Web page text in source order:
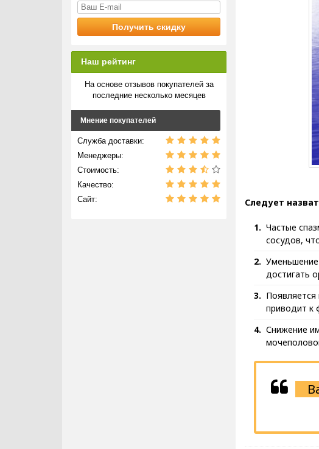
Следует
Частые
сосудов,
Уменьшение
достигать
Появляется
приводит к
Снижение
Наш рейтинг
На основе отзывов покупателей за
последние несколько месяцев
Мнение покупателей
Служба доставки:
Менеджеры:
Стоимость:
Качество:
Сайт: